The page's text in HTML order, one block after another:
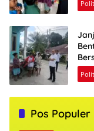
Pos Populer